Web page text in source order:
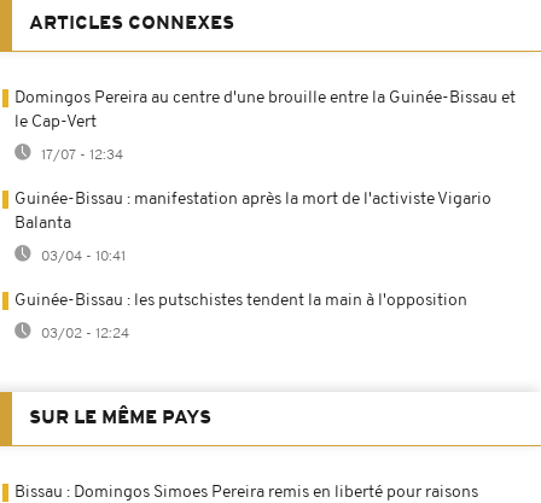
ARTICLES CONNEXES
Domingos Pereira au centre d'une brouille entre la Guinée-Bissau et
le Cap-Vert
17/07 - 12:34
Guinée-Bissau : manifestation après la mort de l'activiste Vigario
Balanta
03/04 - 10:41
Guinée-Bissau : les putschistes tendent la main à l'opposition
03/02 - 12:24
SUR LE MÊME PAYS
Bissau : Domingos Simoes Pereira remis en liberté pour raisons